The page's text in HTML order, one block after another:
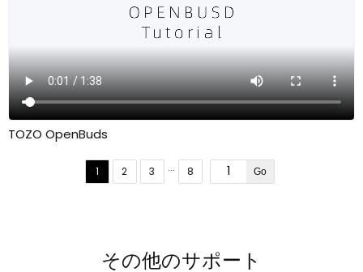
TOZO OpenBuds
1 2 3 ... 8 Go
その他のサポート